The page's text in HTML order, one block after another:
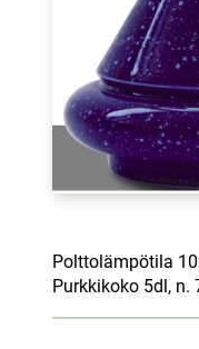
Polttolämpötila
Purkkikoko 5dl, n.